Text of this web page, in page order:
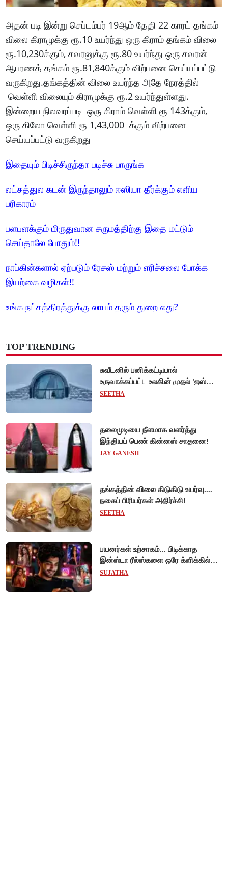
அதன் படி இன்று செப்டம்பர் 19ஆம் தேதி 22 காரட் தங்கம்
விலை கிராமுக்கு ரூ.10 உயர்ந்து ஒரு கிராம் தங்கம் விலை
ரூ.10,230க்கும், சவரனுக்கு ரூ.80 உயர்ந்து ஒரு சவரன்
ஆபரணத் தங்கம் ரூ.81,840க்கும் விற்பனை செய்யப்பட்டு
வருகிறது.தங்கத்தின் விலை உயர்ந்த அதே நேரத்தில்
வெள்ளி விலையும் கிராமுக்கு ரூ.2 உயர்ந்துள்ளது.
இன்றைய நிலவரப்படி ஒரு கிராம் வெள்ளி ரூ 143க்கும்,
ஒரு கிலோ வெள்ளி ரூ 1,43,000 க்கும் விற்பனை
செய்யப்பட்டு வருகிறது
இதையும் பிடிச்சிருந்தா படிச்சு பாருங்க
லட்சத்துல கடன் இருந்தாலும் ஈஸியா தீர்க்கும் எளிய
பரிகாரம்
பளபளக்கும் மிருதுவான சருமத்திற்கு இதை மட்டும்
செய்தாலே போதும்!!
நாப்கின்களால் ஏற்படும் ரேசஸ் மற்றும் எரிச்சலை போக்க
இயற்கை வழிகள்!!
உங்க நட்சத்திரத்துக்கு லாபம் தரும் துறை எது?
TOP TRENDING
சுவீடனில் பனிக்கட்டியால்
உருவாக்கப்பட்ட உலகின் முதல் 'ஐஸ்
ஓட்டல்'!
SEETHA
தலைமுடியை நீளமாக வளர்த்து
இந்தியப் பெண் கின்னஸ் சாதனை!
JAY GANESH
தங்கத்தின் விலை கிடுகிடு உயர்வு....
நகைப் பிரியர்கள் அதிர்ச்சி!
SEETHA
பயனர்கள் உற்சாகம்... பிடிக்காத
இன்ஸ்டா ரீல்ஸ்களை ஒரே க்ளிக்கில்
மாற்றியமைக்கலாம்!
SUJATHA